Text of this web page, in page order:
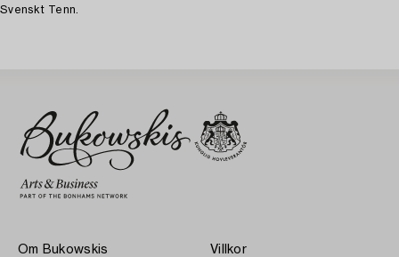
Svenskt Tenn.
Om Bukowskis Villkor